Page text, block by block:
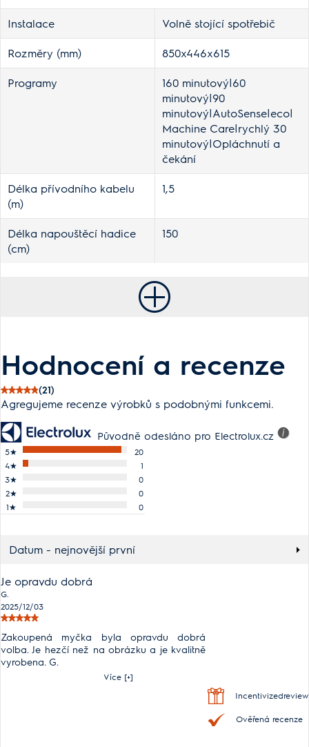
Instalace Volně stojící spotřebič
Rozměry (mm) 850x446x615
Programy
160 minutový|60
minutový|90
minutový|AutoSense|eco|
Machine Care|rychlý 30
minutový|Opláchnutí a
čekání
Délka přívodního kabelu
(m)
1,5
Délka napouštěcí hadice
(cm)
150
Hodnocení a recenze
(21)
Agregujeme recenze výrobků s podobnými funkcemi.
Původně odesláno pro Electrolux.cz
5★
20
4★
1
3★
0
2★
0
1★ 0
Datum - nejnovější první
Je opravdu dobrá
G.
2025/12/03
Zakoupená myčka byla opravdu dobrá
volba. Je hezčí než na obrázku a je kvalitně
vyrobena. G.
Více [+]
Incentivizedreview
Ověřená recenze